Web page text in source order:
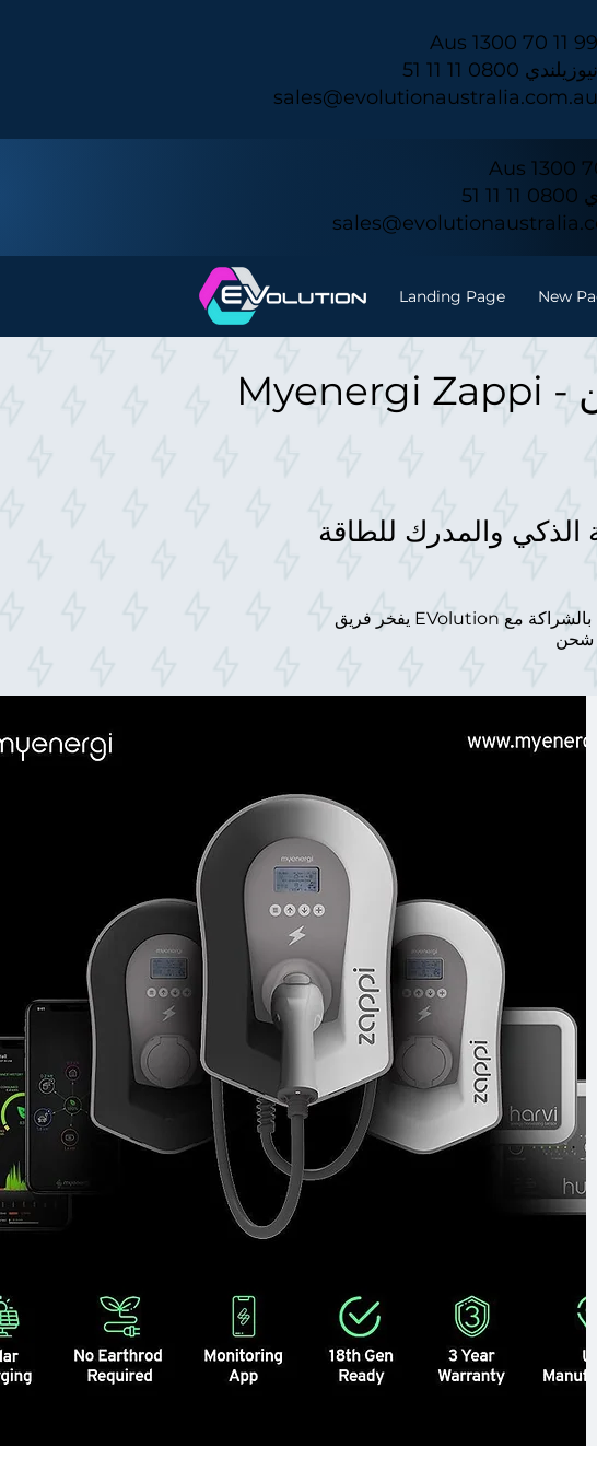
Aus 1300 70 11 99
نيوزيلندي 0800 11 11 51
sales@evolutionaustralia.com.au
Aus 1300
51
Landing Page New
Myenergi Zappi - اشحن EV الخاص بك من PV الخاص بك -
الذكي والمدرك للطاقة
يفخر فريق EVolution بالشراكة مع myenergi ، وهي شركة مبتكرة تركز على المستقبل وتقوم بتصميم وتصنيع